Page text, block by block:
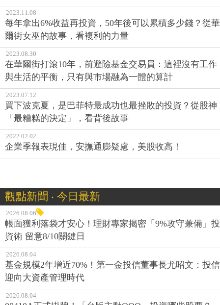
2023.11.08
每年拿出6%收益再投資，50年後可以累積多少錢？從華
爾街女巫的故事，看複利的力量
2023.08.30
在華爾街打滾10年，前避險基金交易員：這裡沒有工作
與生活的平衡，只有與市場融為一體的算計
2023.07.12
買下波克夏，是巴菲特最成功也最挫敗的投資？從股神
「最糟糕的決定」，看背後故事
2022.02.02
企業季報表現佳，安撫通膨疑慮，美股收高！
觀點新聞 ‧ 今日最新
2026.08.06
帳面獲利落袋才安心！理財專家揭密「9%攻守兼備」投
資術 留意8/10關鍵日
2026.08.04
基金規模2年增近70%！第一金投信董事長尤昭文：投信
迎向大資產管理時代
2026.08.04